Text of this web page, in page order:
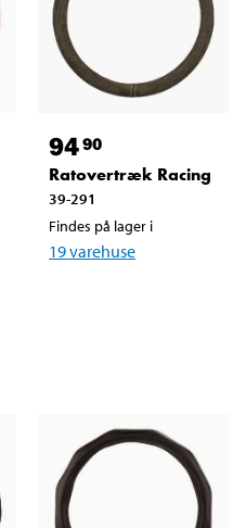
9490
Ratovertræk Racing
39-291
Findes på lager i
19varehuse